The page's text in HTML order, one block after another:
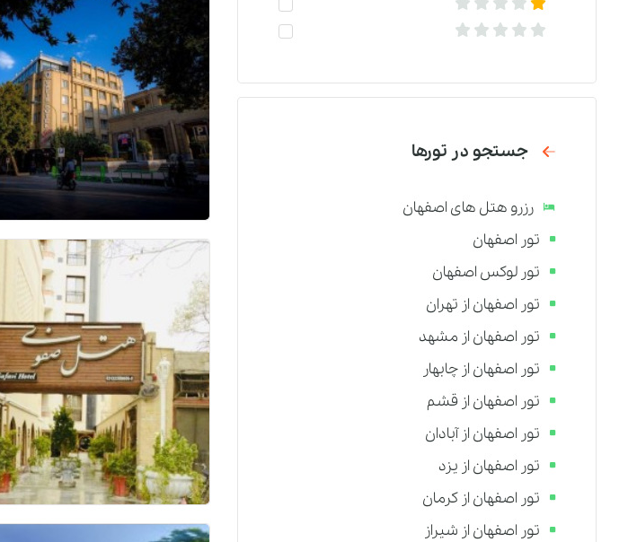
جستجو در تورها
رزرو هتل های اصفهان
تور اصفهان
تور لوکس اصفهان
تور اصفهان از تهران
تور اصفهان از مشهد
تور اصفهان از چابهار
تور اصفهان از قشم
تور اصفهان از آبادان
تور اصفهان از یزد
تور اصفهان از کرمان
تور اصفهان از شیراز